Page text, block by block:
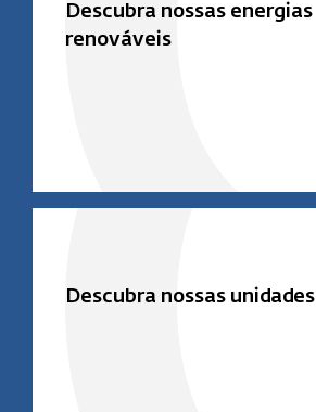
Descubra nossas energias
renováveis
Descubra nossas unidades